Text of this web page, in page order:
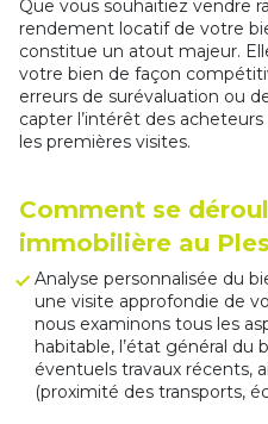
Que vous souhaitiez vendre
rendement locatif de votre
constitue un atout majeur.
votre bien de façon
erreurs de surévaluation ou
capter l’intérêt des
les premières visites.
Comment se
immobilière au
Analyse personnalisée du
une visite approfondie de
nous examinons tous les
habitable, l’état général du
éventuels travaux récents,
(proximité des transports,